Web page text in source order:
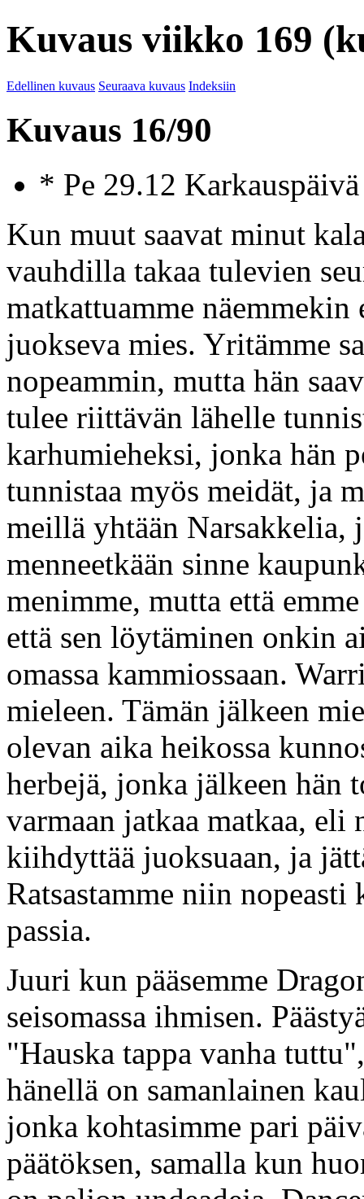
Kuvaus viikko 169
Edellinen kuvaus Seuraava kuvaus Indeksiin
Kuvaus 16/90
* Pe 29.12
Kun muut saavat minut
vauhdilla takaa tulevien
matkattuamme
juokseva mies. Yritämme
nopeammin, mutta hän
tulee riittävän lähelle
karhumieheksi, jonka hän
tunnistaa myös meidät, ja
meillä yhtään Narsakkelia,
menneetkään sinne
menimme, mutta että
että sen löytäminen onkin
omassa kammiossaan.
mieleen. Tämän jälkeen
olevan aika heikossa
herbejä, jonka jälkeen hän
varmaan jatkaa matkaa, eli
kiihdyttää juoksuaan, ja
Ratsastamme niin
passia.
Juuri kun pääsemme
seisomassa ihmisen.
"Hauska tappa vanha
hänellä on samanlainen
jonka kohtasimme pari
päätöksen, samalla kun